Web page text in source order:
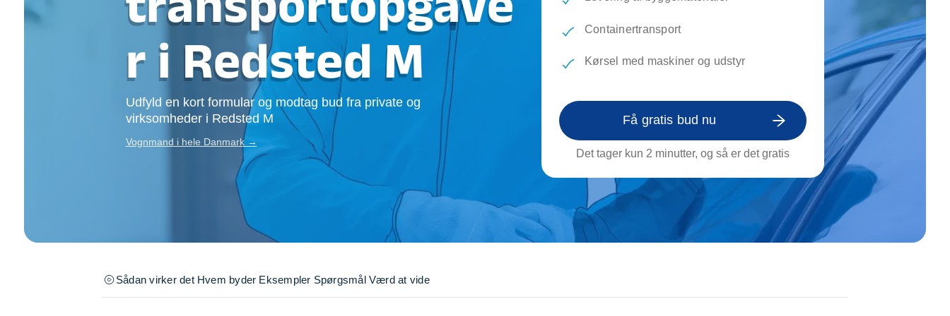
Opsætning af skillevæg
Rengøring
Tømrer
Træfældning
Transport af genstande
Tunge løft
TV installation og opsætning
Underholdning
Vinduespudsning VVS
Se alle...
r i Redsted M
Udfyld en kort formular og modtag bud fra private og
virksomheder i Redsted M
Vognmand i hele Danmark →
Containertransport
Kørsel med maskiner og udstyr
Få gratis bud nu
Det tager kun 2 minutter, og så er det gratis
Sådan virker det Hvem byder Eksempler Spørgsmål Værd at vide